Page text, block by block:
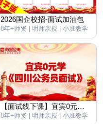
2026国企校招-面试加油包
8年+师资 | 明师亲授 | 小班教学
【面试线下课】宜宾0元学公务员面试考试培训
8年+师资 | 明师亲授 | 小班教学